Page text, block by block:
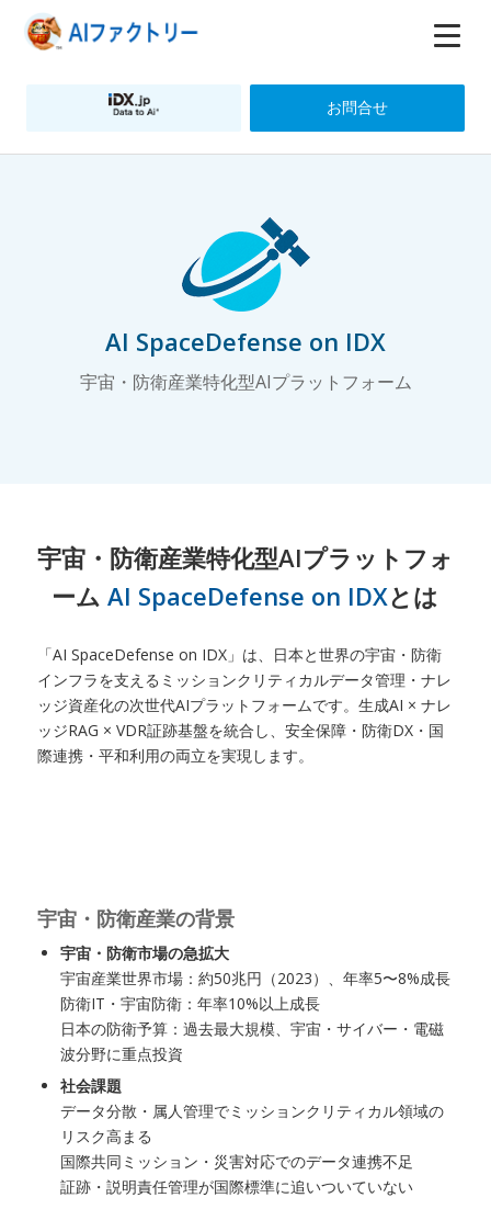
お問合せ
AI SpaceDefense on IDX
宇宙・防衛産業特化型AIプラットフォーム
宇宙・防衛産業特化型AIプラットフォ
ームAI SpaceDefense on IDXとは
「AI SpaceDefense on IDX」は、日本と世界の宇宙・防衛
インフラを支えるミッションクリティカルデータ管理・ナレ
ッジ資産化の次世代AIプラットフォームです。生成AI × ナレ
ッジRAG × VDR証跡基盤を統合し、安全保障・防衛DX・国
際連携・平和利用の両立を実現します。
宇宙・防衛産業の背景
宇宙・防衛市場の急拡大
宇宙産業世界市場：約50兆円（2023）、年率5〜8%成長
防衛IT・宇宙防衛：年率10%以上成長
日本の防衛予算：過去最大規模、宇宙・サイバー・電磁
波分野に重点投資
社会課題
データ分散・属人管理でミッションクリティカル領域の
リスク高まる
国際共同ミッション・災害対応でのデータ連携不足
証跡・説明責任管理が国際標準に追いついていない